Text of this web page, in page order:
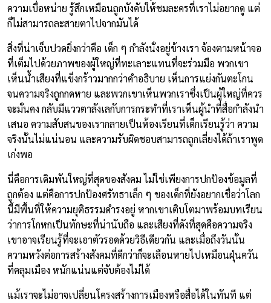
ความเบื่อหน่าย รู้สึกเหมือนถูกบังคับให้ชมละครที่เราไม่อยากดู แต่
ก็ไม่สามารถละสายตาไปจากมันได้
สิ่งที่น่าเจ็บปวดยิ่งกว่าคือ เด็ก ๆ กำลังนั่งอยู่ข้างเรา จ้องตามหน้าจอ
ที่เต็มไปด้วยภาพของผู้ใหญ่ที่ทะเลาะแทนที่จะร่วมมือ พวกเขา
เห็นน้ำเสียงที่แข็งกร้าวมากกว่าคำอธิบาย เห็นการแย่งกันตะโกน
จนความจริงถูกกดหาย และพวกเขาเห็นพวกเราซึ่งเป็นผู้ใหญ่ที่ควร
จะมั่นคง กลับมีแววตาลังเลกับการกระทำที่เราเห็นผู้นำที่สื่อกำลังนำ
เสนอ ความสับสนของเรากลายเป็นห้องเรียนที่เด็กเรียนรู้ว่า ความ
จริงนั้นไม่แน่นอน และความรับผิดชอบสามารถถูกเลี่ยงได้ถ้าเราพูด
เก่งพอ
นี่คือการเดิมพันใหญ่ที่สุดของสังคม ไม่ใช่เพียงการปกป้องข้อมูลที่
ถูกต้อง แต่คือการปกป้องศรัทธาเล็ก ๆ ของเด็กที่ยังอยากเชื่อว่าโลก
นี้มีพื้นที่ให้ความยุติธรรมดำรงอยู่ หากเขาเติบโตมาพร้อมบทเรียน
ว่าการโกหกเป็นทักษะที่น่านับถือ และเสียงที่ดังที่สุดคือความจริง
เขาอาจเรียนรู้ที่จะเอาตัวรอดด้วยวิธีเดียวกัน และเมื่อถึงวันนั้น
ความหวังต่อการสร้างสังคมที่ดีกว่าก็จะเลือนหายไปเหมือนฝุ่นควัน
ที่คลุมเมือง หนักแน่นแต่จับต้องไม่ได้
แม้เราจะไม่อาจเปลี่ยนโครงสร้างการเมืองหรือสื่อได้ในทันที แต่